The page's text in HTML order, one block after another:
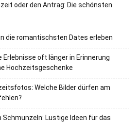
oder den Antrag: Die schönsten
die romantischsten Dates erleben
Erlebnisse oft länger in Erinnerung
Hochzeitsgeschenke
Welche Bilder dürfen am
Lustige Ideen für das